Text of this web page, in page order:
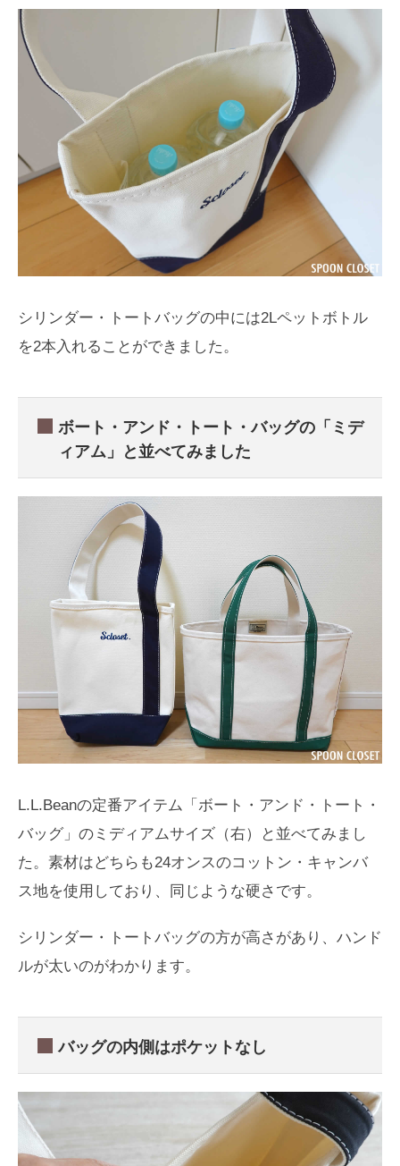
シリンダー・トートバッグの中には2Lペットボトル
を2本入れることができました。
ボート・アンド・トート・バッグの「ミデ
ィアム」と並べてみました
L.L.Beanの定番アイテム「ボート・アンド・トート・
バッグ」のミディアムサイズ（右）と並べてみまし
た。素材はどちらも24オンスのコットン・キャンバ
ス地を使用しており、同じような硬さです。
シリンダー・トートバッグの方が高さがあり、ハンド
ルが太いのがわかります。
バッグの内側はポケットなし